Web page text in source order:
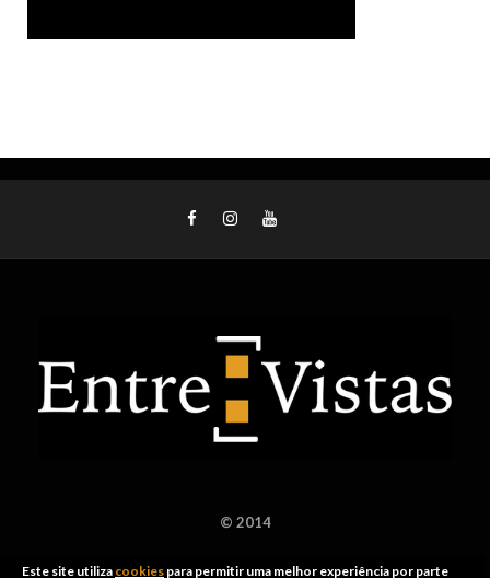
© 2014
Este site utiliza cookies para permitir uma melhor experiência por parte